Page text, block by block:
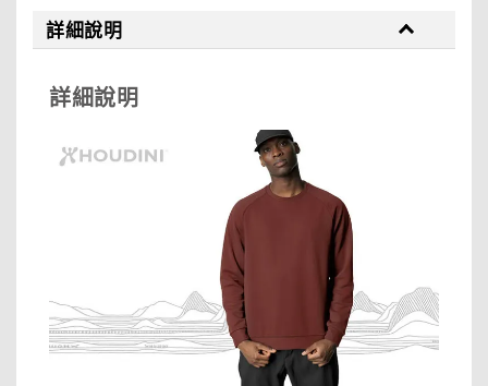
詳細說明
詳細說明